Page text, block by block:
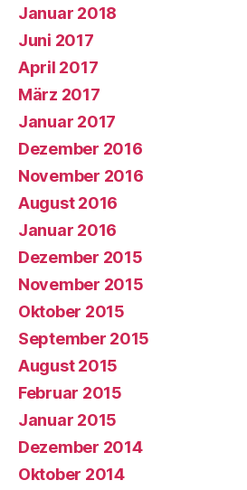
Januar 2018
Juni 2017
April 2017
März 2017
Januar 2017
Dezember 2016
November 2016
August 2016
Januar 2016
Dezember 2015
November 2015
Oktober 2015
September 2015
August 2015
Februar 2015
Januar 2015
Dezember 2014
Oktober 2014